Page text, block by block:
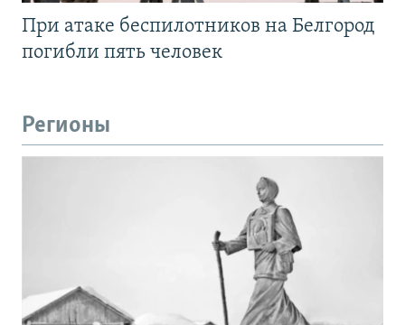
При атаке беспилотников на Белгород
погибли пять человек
Регионы